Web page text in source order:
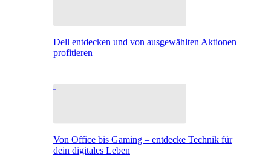
Dell entdecken und von ausgewählten Aktionen
profitieren
Von Office bis Gaming – entdecke Technik für
dein digitales Leben